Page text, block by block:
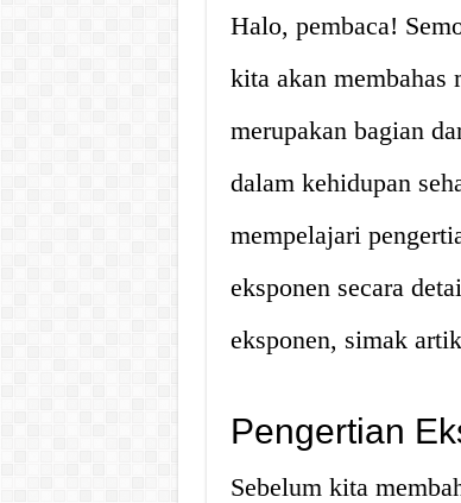
Halo, pembaca!
kita akan membahas
merupakan bagian
dalam kehidupan
mempelajari
eksponen secara
eksponen, simak
Pengertian
Sebelum kita